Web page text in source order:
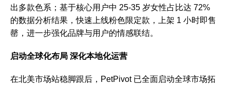
出多款色系；基于核心用户中 25-35 岁女性占比达 72%
的数据分析结果，快速上线粉色限定款，上架 1 小时即售
罄，进一步强化品牌与用户的情感联结。
启动全球化布局 深化本地化运营
在北美市场站稳脚跟后，PetPivot 已全面启动全球市场拓